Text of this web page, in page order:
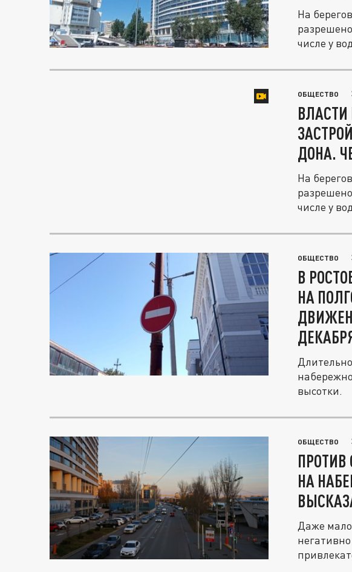
На
числе у
ОБЩЕСТВО
ВЛАСТИ
ДОНА.
На
числе у
ОБЩЕСТВО
В
НА
высотки.
ОБЩЕСТВО
НА
Даже